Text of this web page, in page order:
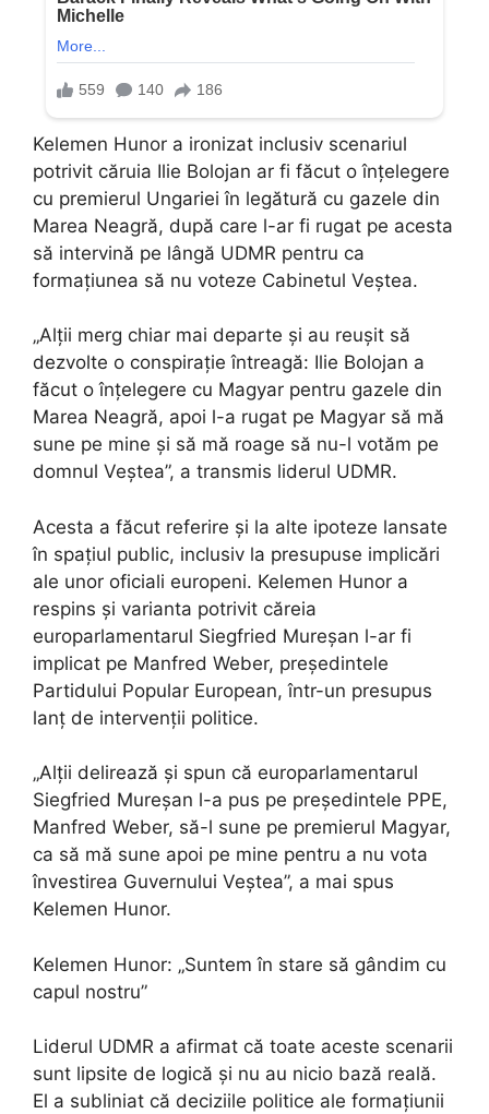
Kelemen Hunor a ironizat inclusiv scenariul
potrivit căruia Ilie Bolojan ar fi făcut o înțelegere
cu premierul Ungariei în legătură cu gazele din
Marea Neagră, după care l-ar fi rugat pe acesta
să intervină pe lângă UDMR pentru ca
formațiunea să nu voteze Cabinetul Veștea.
„Alții merg chiar mai departe și au reușit să
dezvolte o conspirație întreagă: Ilie Bolojan a
făcut o înțelegere cu Magyar pentru gazele din
Marea Neagră, apoi l-a rugat pe Magyar să mă
sune pe mine și să mă roage să nu-l votăm pe
domnul Veștea”, a transmis liderul UDMR.
Acesta a făcut referire și la alte ipoteze lansate
în spațiul public, inclusiv la presupuse implicări
ale unor oficiali europeni. Kelemen Hunor a
respins și varianta potrivit căreia
europarlamentarul Siegfried Mureșan l-ar fi
implicat pe Manfred Weber, președintele
Partidului Popular European, într-un presupus
lanț de intervenții politice.
„Alții delirează și spun că europarlamentarul
Siegfried Mureșan l-a pus pe președintele PPE,
Manfred Weber, să-l sune pe premierul Magyar,
ca să mă sune apoi pe mine pentru a nu vota
învestirea Guvernului Veștea”, a mai spus
Kelemen Hunor.
Kelemen Hunor: „Suntem în stare să gândim cu
capul nostru”
Liderul UDMR a afirmat că toate aceste scenarii
sunt lipsite de logică și nu au nicio bază reală.
El a subliniat că deciziile politice ale formațiunii